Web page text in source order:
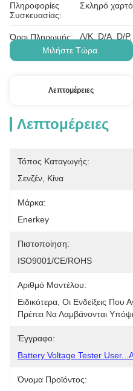
Πληροφορίες
Συσκευασίας:
Σκληρό
Όροι Πληρωμής:
Λ/Κ, D/A, D/
Μιλήστε Τώρα.
Λεπτομέρειες
Λεπτομέρειες
Τόπος Καταγωγής:
Σενζέν, Κίνα
Μάρκα:
Enerkey
Πιστοποίηση:
ISO9001/CE/ROHS
Αριθμό Μοντέλου:
Ειδικότερα, Οι Ενδείξεις
Πρέπει Να Λαμβάνονται
Έγγραφο:
Battery Voltage Tester
Όνομα Προϊόντος: